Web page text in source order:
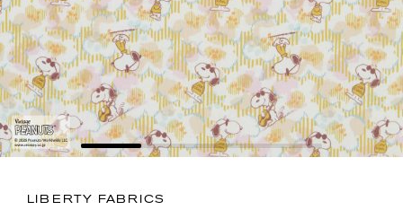
LIBERTY FABRICS